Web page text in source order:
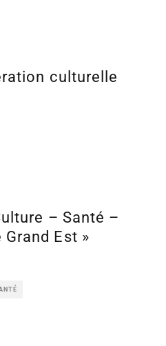
culturelle
– Santé –
Est »